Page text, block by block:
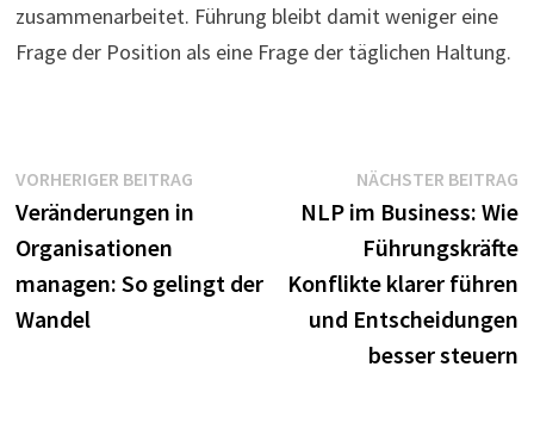
zusammenarbeitet. Führung bleibt damit weniger eine
Frage der Position als eine Frage der täglichen Haltung.
Beitragsnavigation
VORHERIGER BEITRAGVorheriger
Beitrag:
Veränderungen in
Organisationen
managen: So gelingt der
Wandel
NÄCHSTER BEITRAG
NLP im Business: Wie
Führungskräfte
Konflikte klarer führen
und Entscheidungen
besser steuern